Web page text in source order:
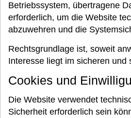
Betriebssystem, übertragene
erforderlich, um die Website
abzuwehren und die
Rechtsgrundlage ist, soweit
Interesse liegt im sicheren und
Cookies und
Die Website verwendet
Sicherheit erforderlich sein